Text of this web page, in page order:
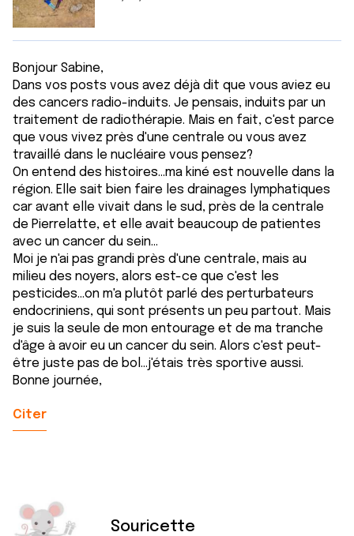
Bonjour Sabine,
Dans vos posts vous avez déjà dit que vous aviez eu
des cancers radio-induits. Je pensais, induits par un
traitement de radiothérapie. Mais en fait, c'est parce
que vous vivez près d'une centrale ou vous avez
travaillé dans le nucléaire vous pensez?
On entend des histoires...ma kiné est nouvelle dans la
région. Elle sait bien faire les drainages lymphatiques
car avant elle vivait dans le sud, près de la centrale
de Pierrelatte, et elle avait beaucoup de patientes
avec un cancer du sein...
Moi je n'ai pas grandi près d'une centrale, mais au
milieu des noyers, alors est-ce que c'est les
pesticides...on m'a plutôt parlé des perturbateurs
endocriniens, qui sont présents un peu partout. Mais
je suis la seule de mon entourage et de ma tranche
d'âge à avoir eu un cancer du sein. Alors c'est peut-
être juste pas de bol...j'étais très sportive aussi.
Bonne journée,
Citer
Souricette